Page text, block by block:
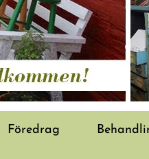
Föredrag